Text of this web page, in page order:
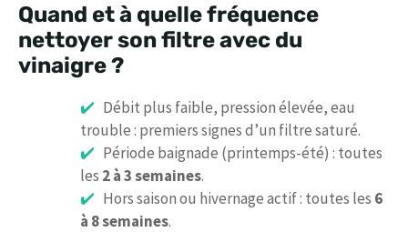
Quand et à quelle fréquence
nettoyer son filtre avec du
vinaigre ?
Débit plus faible, pression élevée, eau
trouble : premiers signes d’un filtre saturé.
Période baignade (printemps-été) : toutes
les 2 à 3 semaines.
Hors saison ou hivernage actif : toutes les 6
à 8 semaines.